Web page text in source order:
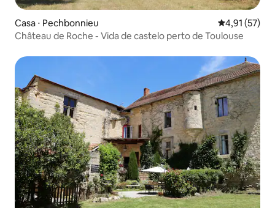
Casa ⋅ Pechbonnieu 4,91 de uma
4,91 (57)
Château de Roche - Vida de castelo perto de Toulouse